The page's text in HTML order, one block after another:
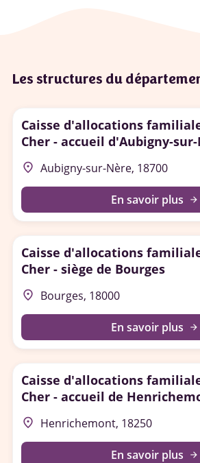
Les structures du
Caisse d'allocations
Cher - accueil d'Aubigny-
place Aubigny-sur-Nère, 18700
En savoir plus arrow_forward
Caisse d'allocations
Cher - siège de Bourges
place Bourges, 18000
En savoir plus arrow_forward
Caisse d'allocations
Cher - accueil de
place Henrichemont, 18250
En savoir plus arrow_forward